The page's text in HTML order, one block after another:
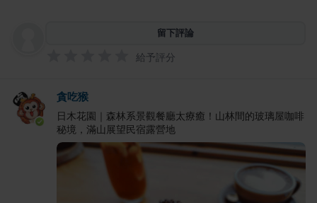
留下評論
給予評分
貪吃猴
日木花園｜森林系景觀餐廳太療癒！山林間的玻璃屋咖啡
秘境，滿山展望民宿露營地